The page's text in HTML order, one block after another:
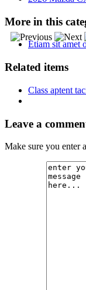
More in this
Etiam sit amet
Related items
Class aptent
Leave a
Make sure you enter